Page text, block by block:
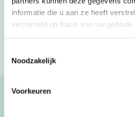
informatie die u aan ze heeft
verzameld op basis van uw gebruik
Noodzakelijk
Voorkeuren
Deel via WhatsApp